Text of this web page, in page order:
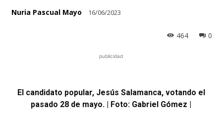
Nuria Pascual Mayo 16/06/2023
0
464
publicidad
El candidato popular, Jesús Salamanca, votando el
pasado 28 de mayo. | Foto: Gabriel Gómez |